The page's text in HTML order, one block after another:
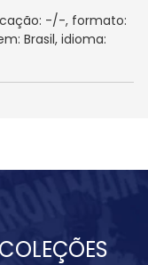
-/-, formato:
Brasil, idioma: